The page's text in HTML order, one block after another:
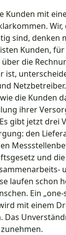
Kunden mit
sind, denken
Kunden,
die
ist,
die Kunden
ihrer
gibt jetzt drei
den
und die
laufen schon
Ein
mit einem
Das